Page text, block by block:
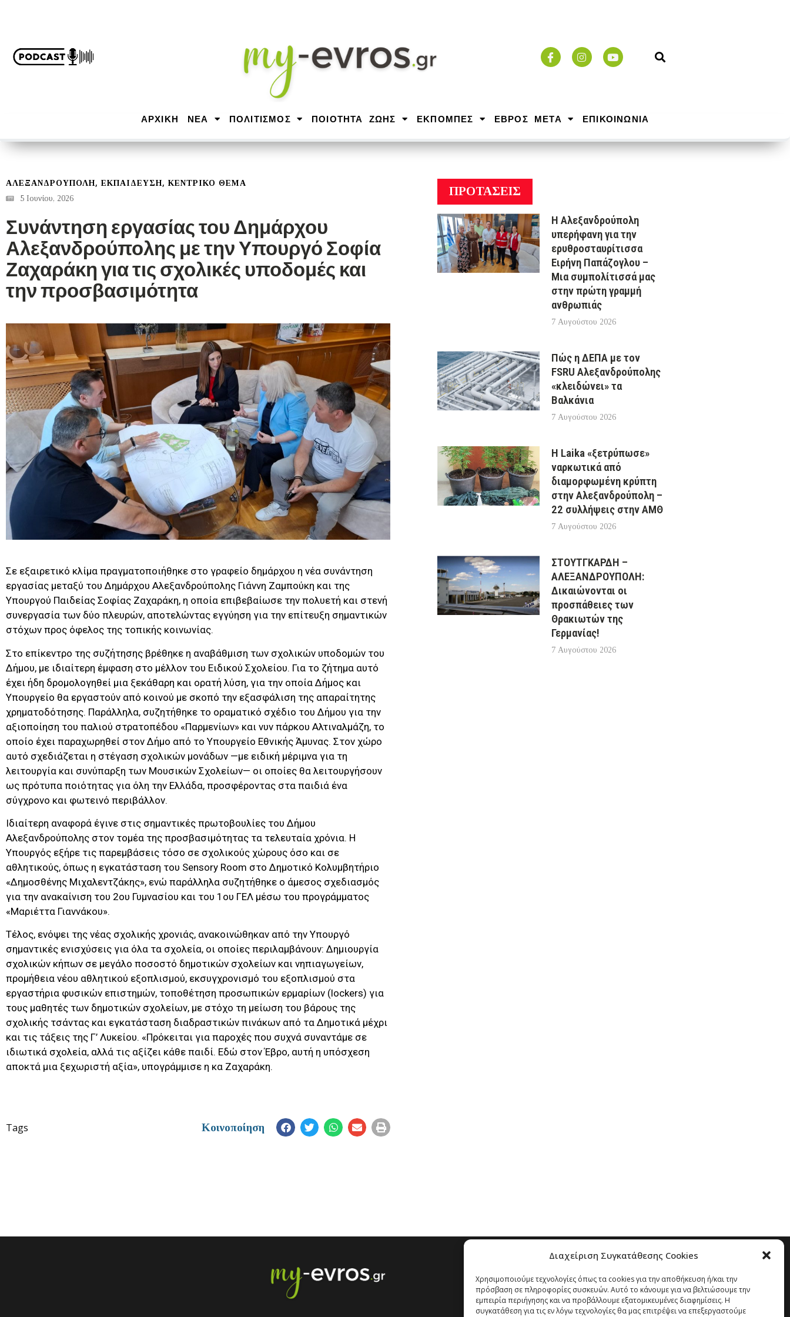
Διαχείριση Συγκατάθεσης Cookies
Χρησιμοποιούμε τεχνολογίες όπως τα cookies για την αποθήκευση ή/και την
πρόσβαση σε πληροφορίες συσκευών. Αυτό το κάνουμε για να βελτιώσουμε την
εμπειρία περιήγησης και να προβάλλουμε εξατομικευμένες διαφημίσεις. Η
συγκατάθεση για τις εν λόγω τεχνολογίες θα μας επιτρέψει να επεξεργαστούμε
ΑΡΧΙΚΉ ΝΕΑ ΠΟΛΙΤΙΣΜΟΣ ΠΟΙΟΤΗΤΑ ΖΩΗΣ ΕΚΠΟΜΠΕΣ ΕΒΡΟΣ ΜΕΤΑ ΕΠΙΚΟΙΝΩΝΙΑ
ΑΛΕΞΑΝΔΡΟΎΠΟΛΗ,ΕΚΠΑΙΔΕΥΣΗ,ΚΕΝΤΡΙΚΟ ΘΕΜΑ
5 Ιουνίου, 2026
Συνάντηση εργασίας του Δημάρχου
Αλεξανδρούπολης με την Υπουργό Σοφία
Ζαχαράκη για τις σχολικές υποδομές και
την προσβασιμότητα
Σε εξαιρετικό κλίμα πραγματοποιήθηκε στο γραφείο δημάρχου η νέα συνάντηση
εργασίας μεταξύ του Δημάρχου Αλεξανδρούπολης Γιάννη Ζαμπούκη και της
Υπουργού Παιδείας Σοφίας Ζαχαράκη, η οποία επιβεβαίωσε την πολυετή και στενή
συνεργασία των δύο πλευρών, αποτελώντας εγγύηση για την επίτευξη σημαντικών
στόχων προς όφελος της τοπικής κοινωνίας.
Στο επίκεντρο της συζήτησης βρέθηκε η αναβάθμιση των σχολικών υποδομών του
Δήμου, με ιδιαίτερη έμφαση στο μέλλον του Ειδικού Σχολείου. Για το ζήτημα αυτό
έχει ήδη δρομολογηθεί μια ξεκάθαρη και ορατή λύση, για την οποία Δήμος και
Υπουργείο θα εργαστούν από κοινού με σκοπό την εξασφάλιση της απαραίτητης
χρηματοδότησης. Παράλληλα, συζητήθηκε το οραματικό σχέδιο του Δήμου για την
αξιοποίηση του παλιού στρατοπέδου «Παρμενίων» και νυν πάρκου Αλτιναλμάζη, το
οποίο έχει παραχωρηθεί στον Δήμο από το Υπουργείο Εθνικής Άμυνας. Στον χώρο
αυτό σχεδιάζεται η στέγαση σχολικών μονάδων —με ειδική μέριμνα για τη
λειτουργία και συνύπαρξη των Μουσικών Σχολείων— οι οποίες θα λειτουργήσουν
ως πρότυπα ποιότητας για όλη την Ελλάδα, προσφέροντας στα παιδιά ένα
σύγχρονο και φωτεινό περιβάλλον.
Ιδιαίτερη αναφορά έγινε στις σημαντικές πρωτοβουλίες του Δήμου
Αλεξανδρούπολης στον τομέα της προσβασιμότητας τα τελευταία χρόνια. Η
Υπουργός εξήρε τις παρεμβάσεις τόσο σε σχολικούς χώρους όσο και σε
αθλητικούς, όπως η εγκατάσταση του Sensory Room στο Δημοτικό Κολυμβητήριο
«Δημοσθένης Μιχαλεντζάκης», ενώ παράλληλα συζητήθηκε ο άμεσος σχεδιασμός
για την ανακαίνιση του 2ου Γυμνασίου και του 1ου ΓΕΛ μέσω του προγράμματος
«Μαριέττα Γιαννάκου».
Τέλος, ενόψει της νέας σχολικής χρονιάς, ανακοινώθηκαν από την Υπουργό
σημαντικές ενισχύσεις για όλα τα σχολεία, οι οποίες περιλαμβάνουν: Δημιουργία
σχολικών κήπων σε μεγάλο ποσοστό δημοτικών σχολείων και νηπιαγωγείων,
προμήθεια νέου αθλητικού εξοπλισμού, εκσυγχρονισμό του εξοπλισμού στα
εργαστήρια φυσικών επιστημών, τοποθέτηση προσωπικών ερμαρίων (lockers) για
τους μαθητές των δημοτικών σχολείων, με στόχο τη μείωση του βάρους της
σχολικής τσάντας και εγκατάσταση διαδραστικών πινάκων από τα Δημοτικά μέχρι
και τις τάξεις της Γ’ Λυκείου. «Πρόκειται για παροχές που συχνά συναντάμε σε
ιδιωτικά σχολεία, αλλά τις αξίζει κάθε παιδί. Εδώ στον Έβρο, αυτή η υπόσχεση
αποκτά μια ξεχωριστή αξία», υπογράμμισε η κα Ζαχαράκη.
Tags Κοινοποίηση
ΠΡΟΤΑΣΕΙΣ
Η Αλεξανδρούπολη
υπερήφανη για την
ερυθροσταυρίτισσα
Ειρήνη Παπάζογλου –
Μια συμπολίτισσά μας
στην πρώτη γραμμή
ανθρωπιάς
7 Αυγούστου 2026
Πώς η ΔΕΠΑ με τον
FSRU Αλεξανδρούπολης
«κλειδώνει» τα
Βαλκάνια
7 Αυγούστου 2026
Η Laika «ξετρύπωσε»
ναρκωτικά από
διαμορφωμένη κρύπτη
στην Αλεξανδρούπολη –
22 συλλήψεις στην ΑΜΘ
7 Αυγούστου 2026
ΣΤΟΥΤΓΚΑΡΔΗ –
ΑΛΕΞΑΝΔΡΟΥΠΟΛΗ:
Δικαιώνονται οι
προσπάθειες των
Θρακιωτών της
Γερμανίας!
7 Αυγούστου 2026